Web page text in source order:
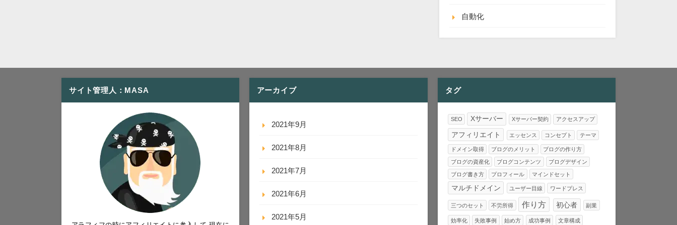
自動化
サイト管理人：MASA アーカイブ
2021年9月
2021年8月
2021年7月
2021年6月
2021年5月
タグ
SEO Xサーバー Xサーバー契約 アクセスアップ
アフィリエイト エッセンス コンセプト テーマ
ドメイン取得 ブログのメリット ブログの作り方
ブログの資産化 ブログコンテンツ ブログデザイン
ブログ書き方 プロフィール マインドセット
マルチドメイン ユーザー目線 ワードプレス
三つのセット 不労所得 作り方 初心者 副業
効率化 失敗事例 始め方 成功事例 文章構成